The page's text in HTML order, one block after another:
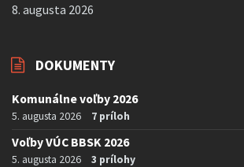
8. augusta 2026
DOKUMENTY
Komunálne voľby 2026
5. augusta 2026 7 príloh
Voľby VÚC BBSK 2026
5. augusta 2026 3 prílohy